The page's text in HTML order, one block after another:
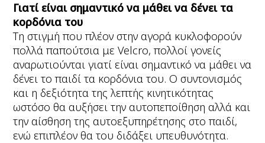
Γιατί είναι σημαντικό να μάθει να δένει τα
κορδόνια του
Τη στιγμή που πλέον στην αγορά κυκλοφορούν
πολλά παπούτσια με Velcro, πολλοί γονείς
αναρωτιούνται γιατί είναι σημαντικό να μάθει να
δένει το παιδί τα κορδόνια του. Ο συντονισμός
και η δεξιότητα της λεπτής κινητικότητας
ωστόσο θα αυξήσει την αυτοπεποίθηση αλλά και
την αίσθηση της αυτοεξυπηρέτησης στο παιδί,
ενώ επιπλέον θα του διδάξει υπευθυνότητα.